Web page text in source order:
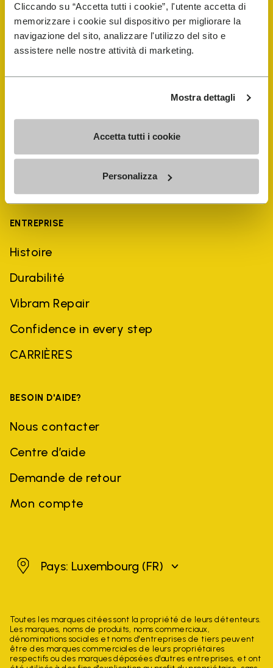
Cliccando su “Accetta tutti i cookie”, l'utente accetta di
memorizzare i cookie sul dispositivo per migliorare la
navigazione del sito, analizzare l'utilizzo del sito e
assistere nelle nostre attività di marketing.
Mostra dettagli
Accetta tutti i cookie
Personalizza
E-SHOP
ENTREPRISE
Histoire
Durabilité
Vibram Repair
Confidence in every step
CARRIÈRES
BESOIN D'AIDE?
Nous contacter
Centre d’aide
Demande de retour
Mon compte
Luxembourg
Pays: Luxembourg (FR)
Toutes les marques citées sont la propriété de leurs détenteurs.
Les marques, noms de produits, noms commerciaux,
dénominations sociales et noms d'entreprises de tiers peuvent
être des marques commerciales de leurs propriétaires
respectifs ou des marques déposées d'autres entreprises, et ont